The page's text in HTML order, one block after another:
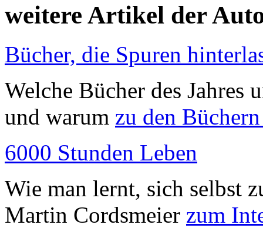
weitere Artikel der
Bücher, die Spuren
Welche Bücher des Jahres
und warum zu den
6000 Stunden Leben
Wie man lernt, sich selbst
Martin Cordsmeier zum